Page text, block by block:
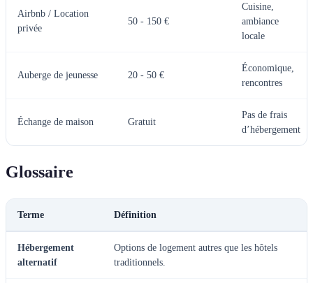
Airbnb / Location
privée
50 - 150 €
Cuisine,
ambiance
locale
Auberge de jeunesse 20 - 50 €
Économique,
rencontres
Échange de maison Gratuit
Pas de frais
d’hébergement
Glossaire
Terme Définition
Hébergement
alternatif
Options de logement autres que les hôtels
traditionnels.